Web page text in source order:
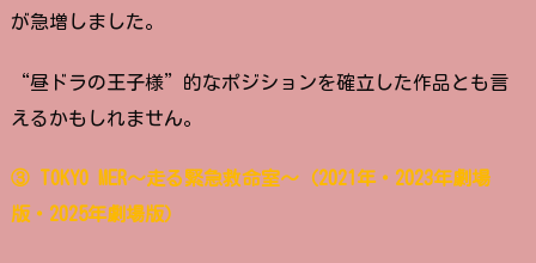
が急増しました。
“昼ドラの王子様”的なポジションを確立した作品とも言
えるかもしれません。
③ TOKYO MER～走る緊急救命室～（2021年・2023年劇場
版・2025年劇場版）